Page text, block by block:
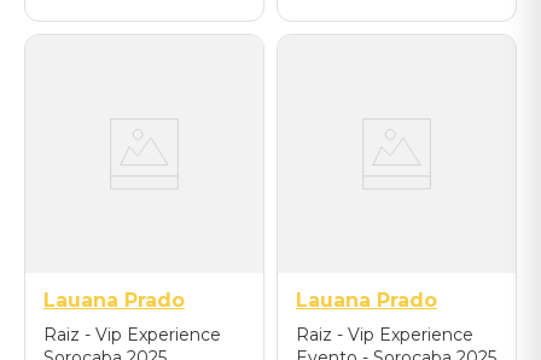
Lauana Prado
Raiz - Vip Experience
Lauana Prado
Raiz - Vip Experience